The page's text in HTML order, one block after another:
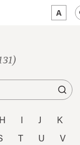
H I J
K
T U
V